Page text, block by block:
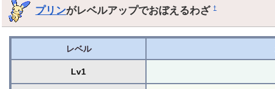
プリンがレベルアップでおぼえるわざ†
レベル
Lv1